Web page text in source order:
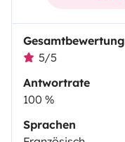
Gesamtbewertung
5/5
Antwortrate
100 %
Sprachen